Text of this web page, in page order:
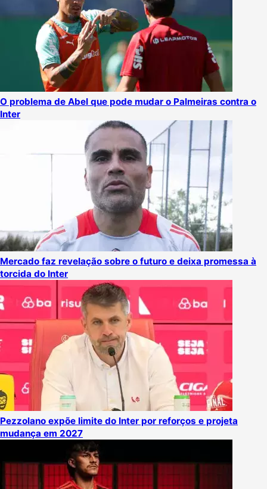
O problema de Abel que pode mudar o Palmeiras contra o
Inter
Mercado faz revelação sobre o futuro e deixa promessa à
torcida do Inter
Pezzolano expõe limite do Inter por reforços e projeta
mudança em 2027